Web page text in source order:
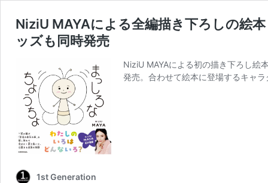
NiziU MAYAによる全編描き下ろしの絵
ッズも同時発売
NiziU MAYAによる初の描き下ろし絵
発売。合わせて絵本に登場するキャ
1st Generation